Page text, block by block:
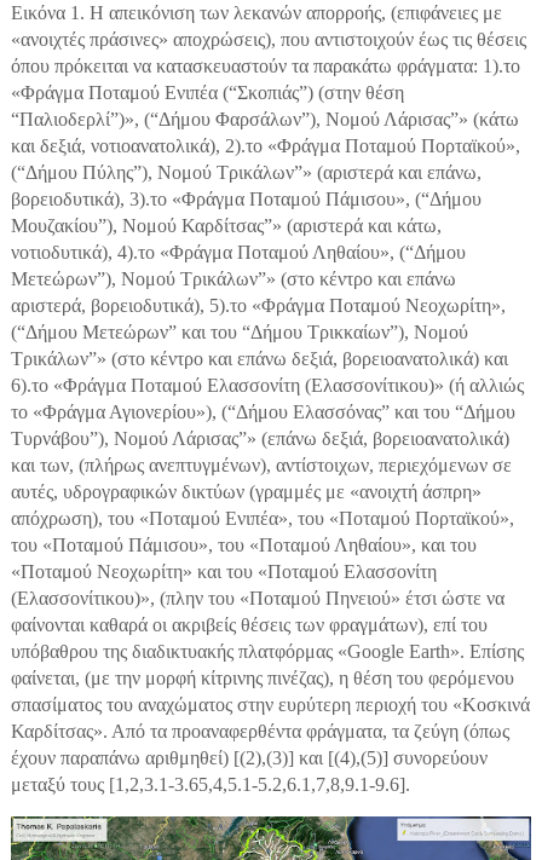
Εικόνα 1. Η απεικόνιση των λεκανών απορροής, (επιφάνειες με
«ανοιχτές πράσινες» αποχρώσεις), που αντιστοιχούν έως τις θέσεις
όπου πρόκειται να κατασκευαστούν τα παρακάτω φράγματα: 1).το
«Φράγμα Ποταμού Ενιπέα (“Σκοπιάς”) (στην θέση
“Παλιοδερλί”)», (“Δήμου Φαρσάλων”), Νομού Λάρισας”» (κάτω
και δεξιά, νοτιοανατολικά), 2).το «Φράγμα Ποταμού Πορταϊκού»,
(“Δήμου Πύλης”), Νομού Τρικάλων”» (αριστερά και επάνω,
βορειοδυτικά), 3).το «Φράγμα Ποταμού Πάμισου», (“Δήμου
Μουζακίου”), Νομού Καρδίτσας”» (αριστερά και κάτω,
νοτιοδυτικά), 4).το «Φράγμα Ποταμού Ληθαίου», (“Δήμου
Μετεώρων”), Νομού Τρικάλων”» (στο κέντρο και επάνω
αριστερά, βορειοδυτικά), 5).το «Φράγμα Ποταμού Νεοχωρίτη»,
(“Δήμου Μετεώρων” και του “Δήμου Τρικκαίων”), Νομού
Τρικάλων”» (στο κέντρο και επάνω δεξιά, βορειοανατολικά) και
6).το «Φράγμα Ποταμού Ελασσονίτη (Ελασσονίτικου)» (ή αλλιώς
το «Φράγμα Αγιονερίου»), (“Δήμου Ελασσόνας” και του “Δήμου
Τυρνάβου”), Νομού Λάρισας”» (επάνω δεξιά, βορειοανατολικά)
και των, (πλήρως ανεπτυγμένων), αντίστοιχων, περιεχόμενων σε
αυτές, υδρογραφικών δικτύων (γραμμές με «ανοιχτή άσπρη»
απόχρωση), του «Ποταμού Ενιπέα», του «Ποταμού Πορταϊκού»,
του «Ποταμού Πάμισου», του «Ποταμού Ληθαίου», και του
«Ποταμού Νεοχωρίτη» και του «Ποταμού Ελασσονίτη
(Ελασσονίτικου)», (πλην του «Ποταμού Πηνειού» έτσι ώστε να
φαίνονται καθαρά οι ακριβείς θέσεις των φραγμάτων), επί του
υπόβαθρου της διαδικτυακής πλατφόρμας «Google Earth». Επίσης
φαίνεται, (με την μορφή κίτρινης πινέζας), η θέση του φερόμενου
σπασίματος του αναχώματος στην ευρύτερη περιοχή του «Κοσκινά
Καρδίτσας». Από τα προαναφερθέντα φράγματα, τα ζεύγη (όπως
έχουν παραπάνω αριθμηθεί) [(2),(3)] και [(4),(5)] συνορεύουν
μεταξύ τους [1,2,3.1-3.65,4,5.1-5.2,6.1,7,8,9.1-9.6].